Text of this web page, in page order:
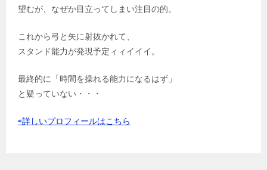
望むが、なぜか目立ってしまい注目の的。
これから弓と矢に射抜かれて、
スタンド能力が発現予定ィィイイイ。
最終的に「時間を操れる能力になるはず」
と疑っていない・・・
⇨詳しいプロフィールはこちら